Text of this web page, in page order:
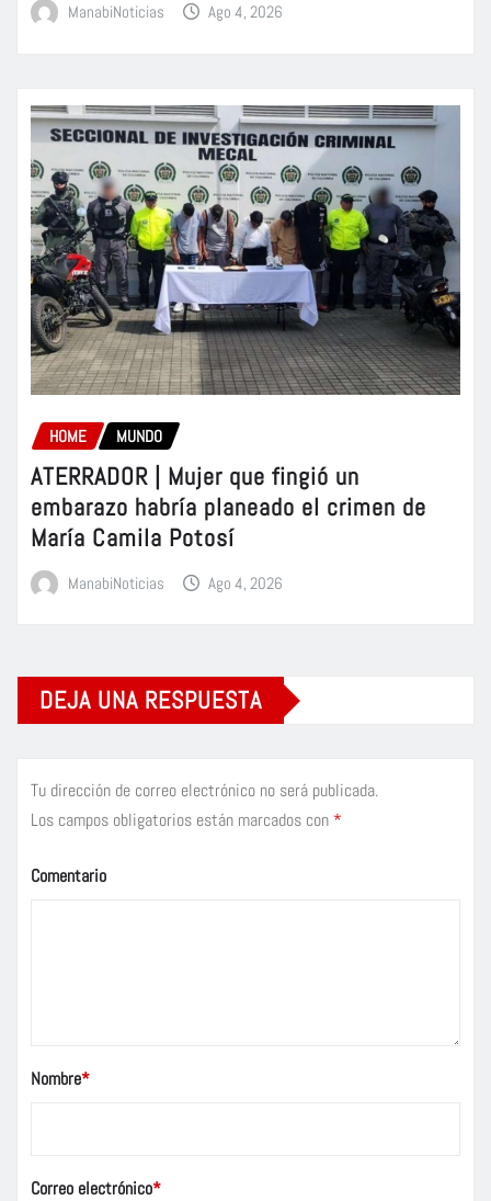
ManabiNoticias Ago 4, 2026
HOME MUNDO
ATERRADOR | Mujer que fingió un
embarazo habría planeado el crimen de
María Camila Potosí
ManabiNoticias Ago 4, 2026
DEJA UNA RESPUESTA
Tu dirección de correo electrónico no será publicada.
Los campos obligatorios están marcados con *
Comentario
Nombre*
Correo electrónico*